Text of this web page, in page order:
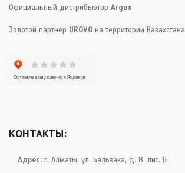
Официальный дистрибьютор Argox
Золотой партнер UROVO на территории Казахстана
КОНТАКТЫ:
Адрес: г. Алматы, ул. Бальзака, д. 8, лит. Б